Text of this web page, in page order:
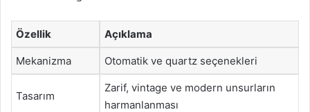
Özellik Açıklama
Mekanizma Otomatik ve quartz seçenekleri
Tasarım
Zarif, vintage ve modern unsurların
harmanlanması